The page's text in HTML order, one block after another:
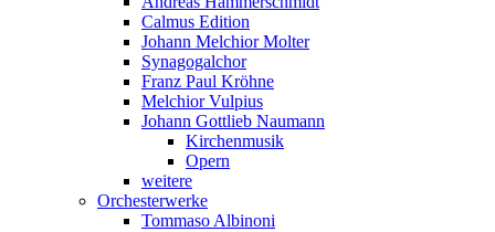
Calmus Edition
Johann Melchior Molter
Synagogalchor
Franz Paul Kröhne
Melchior Vulpius
Johann Gottlieb Naumann
Kirchenmusik
Opern
weitere
Orchesterwerke
Tommaso Albinoni